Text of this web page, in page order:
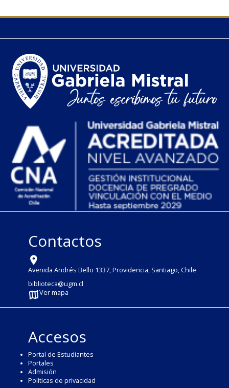
Contactos
Avenida Andrés Bello 1337, Providencia, Santiago, Chile
biblioteca@ugm.cl
Ver mapa
Accesos
Portal de Estudiantes
Portales
Admisión
Políticas de privacidad